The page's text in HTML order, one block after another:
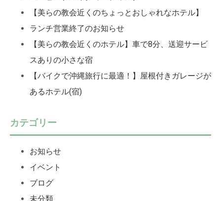
【美らの教会近くのちょっとおしゃれなホテル】
ランチ営業終了のお知らせ
【美らの教会近くのホテル】車で8分、送迎サービ
スありの小さな宿
【バイクで沖縄旅行に最適！】屋根付きガレージが
あるホテル(宿)
カテゴリー
お知らせ
イベント
ブログ
未分類